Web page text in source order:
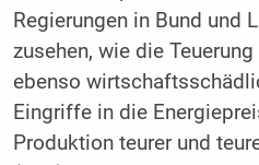
Regierungen in Bund und
zusehen, wie die
ebenso
Eingriffe in die
Produktion teurer und